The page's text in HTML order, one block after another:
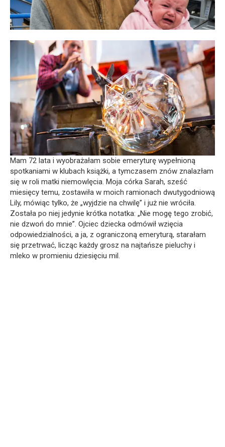
Mam 72 lata i wyobrażałam sobie emeryturę wypełnioną
spotkaniami w klubach książki, a tymczasem znów znalazłam
się w roli matki niemowlęcia. Moja córka Sarah, sześć
miesięcy temu, zostawiła w moich ramionach dwutygodniową
Lily, mówiąc tylko, że „wyjdzie na chwilę” i już nie wróciła.
Została po niej jedynie krótka notatka: „Nie mogę tego zrobić,
nie dzwoń do mnie”. Ojciec dziecka odmówił wzięcia
odpowiedzialności, a ja, z ograniczoną emeryturą, starałam
się przetrwać, licząc każdy grosz na najtańsze pieluchy i
mleko w promieniu dziesięciu mil.